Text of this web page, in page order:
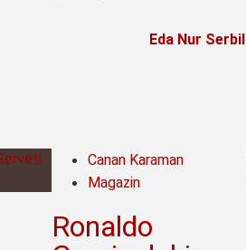
Eda Nur Serbil
Canan Karaman
Magazin
Ronaldo